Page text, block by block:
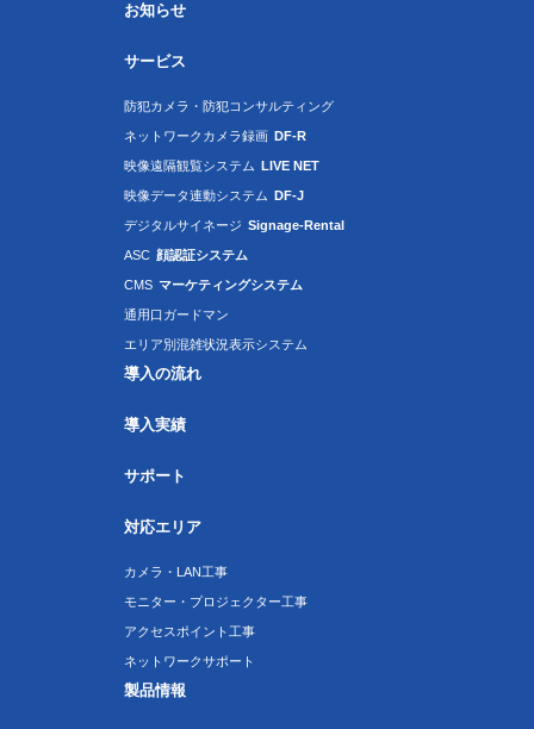
お知らせ
サービス
防犯カメラ・防犯コンサルティング
ネットワークカメラ録画 DF-R
映像遠隔観覧システム LIVE NET
映像データ連動システム DF-J
デジタルサイネージ Signage-Rental
ASC 顔認証システム
CMS マーケティングシステム
通用口ガードマン
エリア別混雑状況表示システム
導入の流れ
導入実績
サポート
対応エリア
カメラ・LAN工事
モニター・プロジェクター工事
アクセスポイント工事
ネットワークサポート
製品情報